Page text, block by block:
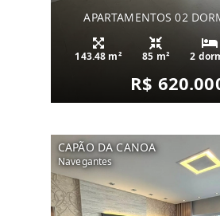
APARTAMENTOS 02
143.48 m² 85 m² 2
R$
CAPÃO DA CANOA
Navegantes